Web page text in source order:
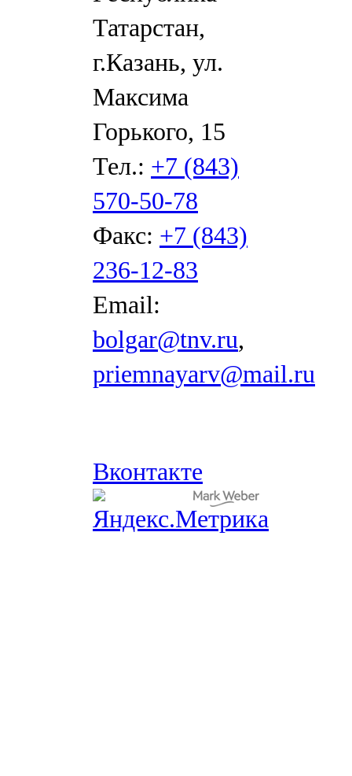
Татарстан,
г.Казань, ул.
Максима
Горького, 15
Тел.: +7 (843)
570-50-78
Факс: +7 (843)
236-12-83
Email:
bolgar@tnv.ru,
priemnayarv@mail.ru
Вконтакте